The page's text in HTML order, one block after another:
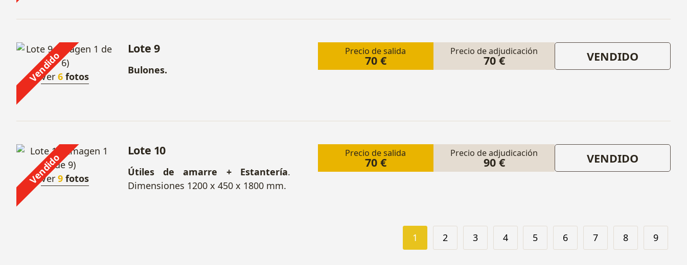
Vendido
Ver6 fotos
Precio de salida
70 €
Precio de adjudicación
70 € VENDIDO
Lote 9
Bulones.
Vendido
Ver9 fotos
Precio de salida
70 €
Precio de adjudicación
90 € VENDIDO
Lote 10
Útiles de amarre + Estantería.
Dimensiones 1200 x 450 x 1800 mm.
1 2 3 4 5 6 7 8 9